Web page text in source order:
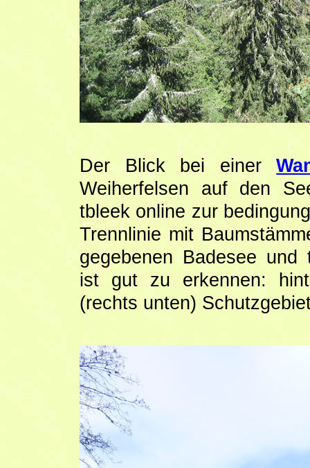
Der Blick bei einer
Weiherfelsen auf den
tbleek online zur
Trennlinie mit
gegebenen Badesee
ist gut zu erkennen:
(rechts unten)